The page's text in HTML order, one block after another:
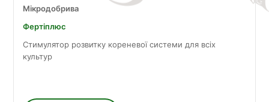
Мікродобрива
Фертіплюс
Стимулятор розвитку кореневої системи для всіх
культур